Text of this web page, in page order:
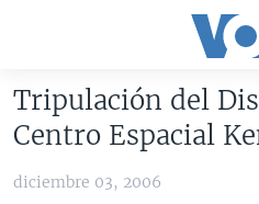
accesibilidad
contenido
AMÉRICA DEL NORTE
ELECCIONES EEUU 2024
ELECCIONES EEUU
VOA VERIFICA
Tripulación del
Centro Espacial
diciembre 03, 2006